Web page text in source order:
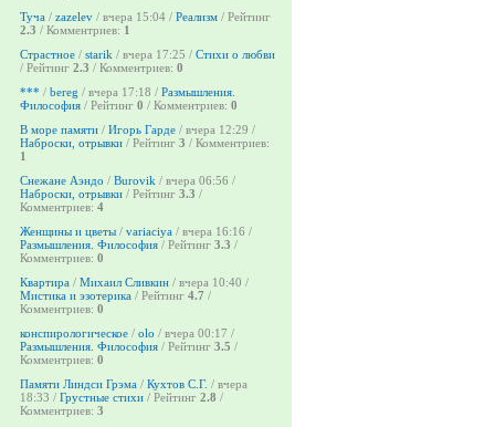
Туча / zazelev / вчера 15:04 / Реализм / Рейтинг
2.3 / Комментриев: 1
Страстное / starik / вчера 17:25 / Стихи о любви
/ Рейтинг 2.3 / Комментриев: 0
*** / bereg / вчера 17:18 / Размышления.
Философия / Рейтинг 0 / Комментриев: 0
В море памяти / Игорь Гарде / вчера 12:29 /
Наброски, отрывки / Рейтинг 3 / Комментриев:
1
Снежане Аэндо / Burovik / вчера 06:56 /
Наброски, отрывки / Рейтинг 3.3 /
Комментриев: 4
Женщины и цветы / variaciya / вчера 16:16 /
Размышления. Философия / Рейтинг 3.3 /
Комментриев: 0
Квартира / Михаил Сливкин / вчера 10:40 /
Мистика и эзотерика / Рейтинг 4.7 /
Комментриев: 0
конспирологическое / olo / вчера 00:17 /
Размышления. Философия / Рейтинг 3.5 /
Комментриев: 0
Памяти Линдси Грэма / Кухтов С.Г. / вчера
18:33 / Грустные стихи / Рейтинг 2.8 /
Комментриев: 3